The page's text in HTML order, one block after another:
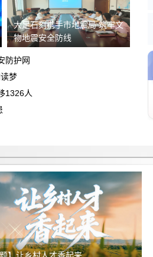
大足石刻携手市地震局 筑牢文
物地震安全防线
防护网
梦
1326人